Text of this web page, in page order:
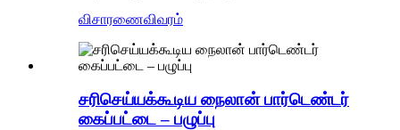
விசாரணைவிவரம்
சரிசெய்யக்கூடிய நைலான் பார்டெண்டர்
கைப்பட்டை – பழுப்பு